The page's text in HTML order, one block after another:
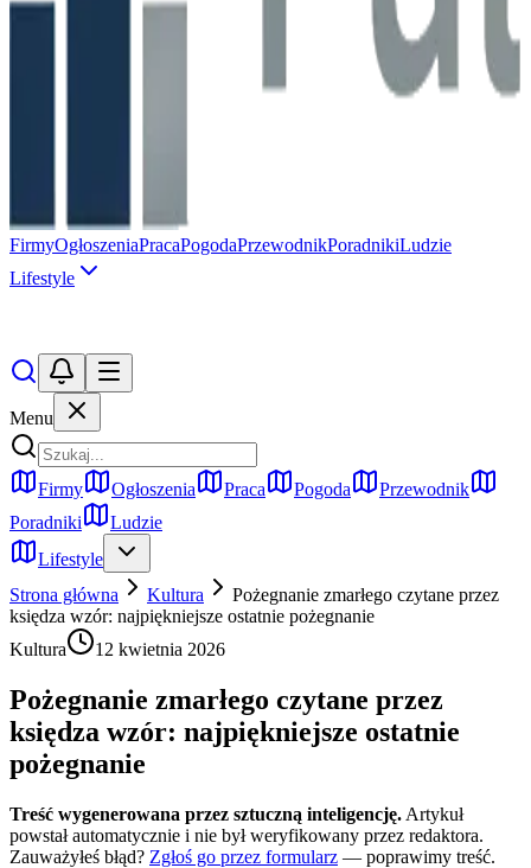
FirmyOgłoszeniaPracaPogodaPrzewodnikPoradnikiLudzie
Lifestyle
Menu
Firmy Ogłoszenia Praca Pogoda
Przewodnik
Poradniki
Ludzie
Lifestyle
Strona główna
Kultura
Pożegnanie zmarłego czytane przez
księdza wzór: najpiękniejsze ostatnie pożegnanie
Kultura
12 kwietnia 2026
Pożegnanie zmarłego czytane przez
księdza wzór: najpiękniejsze ostatnie
pożegnanie
Treść wygenerowana przez sztuczną inteligencję. Artykuł
powstał automatycznie i nie był weryfikowany przez redaktora.
Zauważyłeś błąd? Zgłoś go przez formularz — poprawimy treść.